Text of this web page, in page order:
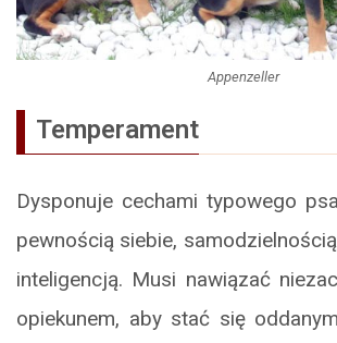
Appenzeller
Temperament
Dysponuje cechami typowego
pewnością siebie,
inteligencją. Musi nawiązać
opiekunem, aby stać się